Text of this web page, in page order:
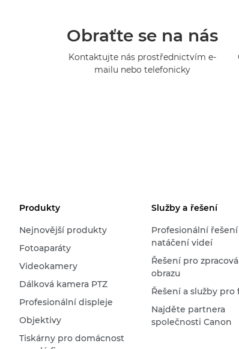
Obraťte se na nás
Kontaktujte nás prostřednictvím e-
mailu nebo telefonicky
Produkty
Nejnovější produkty
Fotoaparáty
Videokamery
Dálková kamera PTZ
Profesionální displeje
Objektivy
Tiskárny pro domácnost
Služby a řešení
Profesionální
natáčení videí
Řešení pro
obrazu
Řešení a služby pro
Najděte partnera
společnosti Canon